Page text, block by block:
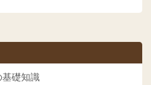
基礎知識